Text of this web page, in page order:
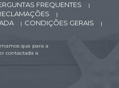
FREQUENTES |
|
| CONDIÇÕES GERAIS |
que para a
contactada a